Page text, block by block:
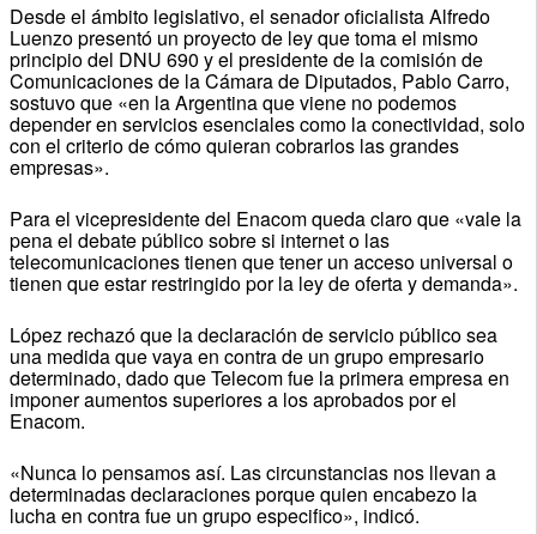
Desde el ámbito legislativo, el senador oficialista Alfredo
Luenzo presentó un proyecto de ley que toma el mismo
principio del DNU 690 y el presidente de la comisión de
Comunicaciones de la Cámara de Diputados, Pablo Carro,
sostuvo que «en la Argentina que viene no podemos
depender en servicios esenciales como la conectividad, solo
con el criterio de cómo quieran cobrarlos las grandes
empresas».
Para el vicepresidente del Enacom queda claro que «vale la
pena el debate público sobre si internet o las
telecomunicaciones tienen que tener un acceso universal o
tienen que estar restringido por la ley de oferta y demanda».
López rechazó que la declaración de servicio público sea
una medida que vaya en contra de un grupo empresario
determinado, dado que Telecom fue la primera empresa en
imponer aumentos superiores a los aprobados por el
Enacom.
«Nunca lo pensamos así. Las circunstancias nos llevan a
determinadas declaraciones porque quien encabezo la
lucha en contra fue un grupo especifico», indicó.